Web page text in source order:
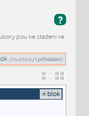
?
jsou ke stažení ve
(musíte být přihlášeni)
blok